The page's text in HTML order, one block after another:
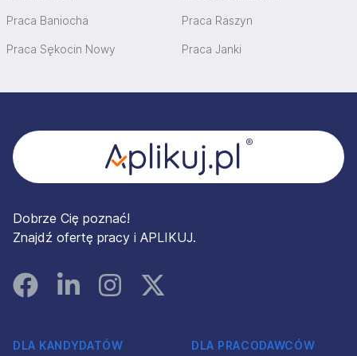
Praca Baniocha Praca Raszyn
Praca Sękocin Nowy Praca Janki
Dobrze Cię poznać!
Znajdź ofertę pracy i APLIKUJ.
FacebookLinked InInstagramInstagram
DLA KANDYDATÓW DLA PRACODAWCÓW